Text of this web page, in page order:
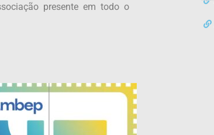
presente em todo o